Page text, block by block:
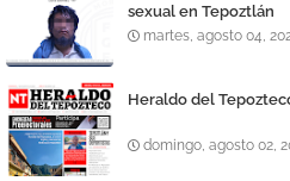
sexual en Tepoztlán
martes, agosto 04,
Heraldo del
domingo, agosto 02,